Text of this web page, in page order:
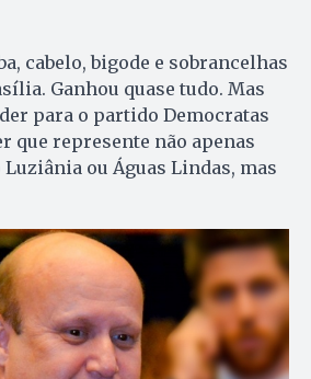
cabelo, bigode e sobrancelhas
Ganhou quase tudo. Mas
para o partido Democratas
que represente não apenas
ou Águas Lindas, mas